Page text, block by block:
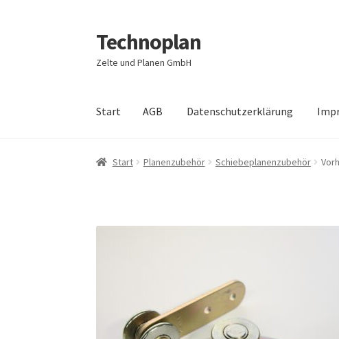
Zur
Navigation
springen
Zum
Inhalt
springen
Technoplan
Zelte und Planen GmbH
Start AGB Datenschutzerklärung
Start AGB Datenschutzerklärung Impressum Kasse
Start Planenzubehör Schiebeplanenzubehör